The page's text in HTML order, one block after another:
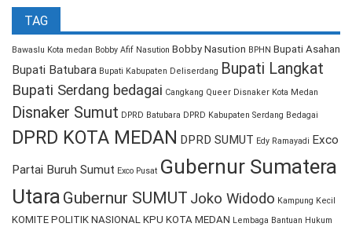
TAG
Bawaslu Kota medan Bobby Afif Nasution Bobby Nasution BPHN Bupati Asahan
Bupati Batubara Bupati Kabupaten Deliserdang Bupati Langkat
Bupati Serdang bedagai Cangkang Queer Disnaker Kota Medan
Disnaker Sumut DPRD Batubara DPRD Kabupaten Serdang Bedagai
DPRD KOTA MEDAN DPRD SUMUT Edy Ramayadi Exco
Partai Buruh Sumut Exco Pusat Gubernur Sumatera
Utara Gubernur SUMUT Joko Widodo Kampung Kecil
KOMITE POLITIK NASIONAL KPU KOTA MEDAN Lembaga Bantuan Hukum